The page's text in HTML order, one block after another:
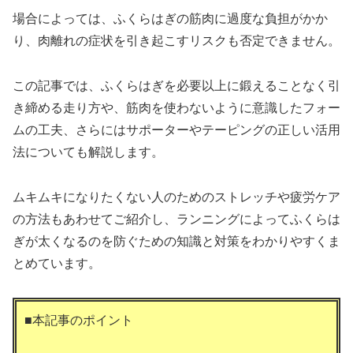
場合によっては、ふくらはぎの筋肉に過度な負担がかか
り、肉離れの症状を引き起こすリスクも否定できません。
この記事では、ふくらはぎを必要以上に鍛えることなく引
き締める走り方や、筋肉を使わないように意識したフォー
ムの工夫、さらにはサポーターやテーピングの正しい活用
法についても解説します。
ムキムキになりたくない人のためのストレッチや疲労ケア
の方法もあわせてご紹介し、ランニングによってふくらは
ぎが太くなるのを防ぐための知識と対策をわかりやすくま
とめています。
■本記事のポイント